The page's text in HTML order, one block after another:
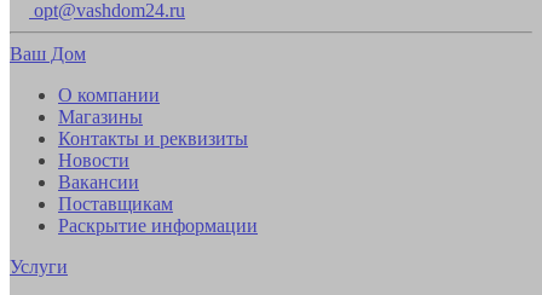
opt@vashdom24.ru
Ваш Дом
О компании
Магазины
Контакты и реквизиты
Новости
Вакансии
Поставщикам
Раскрытие информации
Услуги